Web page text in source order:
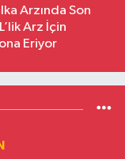
Arzında Son
Arz İçin
Eriyor